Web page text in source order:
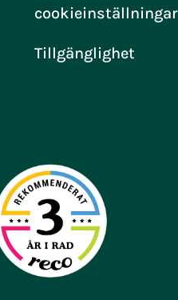
cookieinställningar
Tillgänglighet